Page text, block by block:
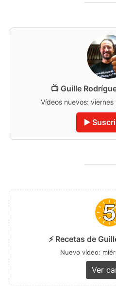
📺 Guille
Vídeos nuevos: viernes
▶️
⚡ Recetas de
Nuevo vídeo:
Ver